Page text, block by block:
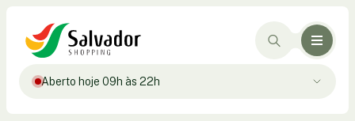
Aberto hoje 09h às 22h